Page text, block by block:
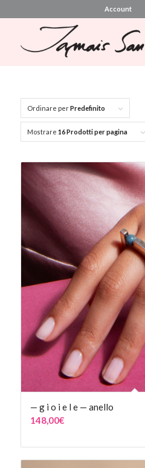
Account
Ordinare perPredefinito
Mostrare 16 Prodotti per pagina
— g i o i e l e — anello
148,00€